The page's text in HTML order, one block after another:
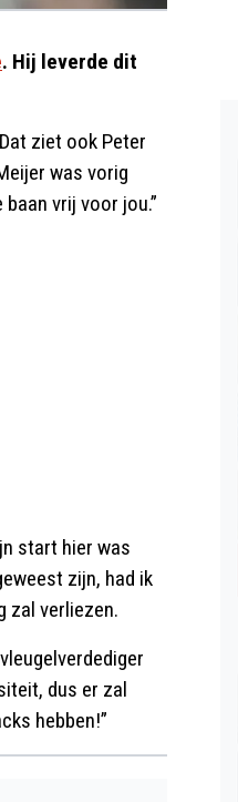
. Hij leverde dit
ziet ook Peter
was vorig
vrij voor jou.”
start hier was
zijn, had ik
zal verliezen.
dus er zal
hebben!”